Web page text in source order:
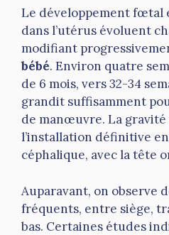
Le développement fœtal
dans l’utérus évoluent
modifiant
bébé. Environ quatre
de 6 mois, vers 32-34
grandit suffisamment
de manœuvre. La
l’installation définitive
céphalique, avec la tête
Auparavant, on observe
fréquents, entre siège,
bas. Certaines études